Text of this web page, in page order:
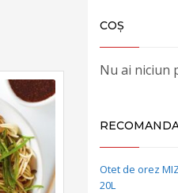
COȘ
Nu ai niciun
Otet de orez
20L